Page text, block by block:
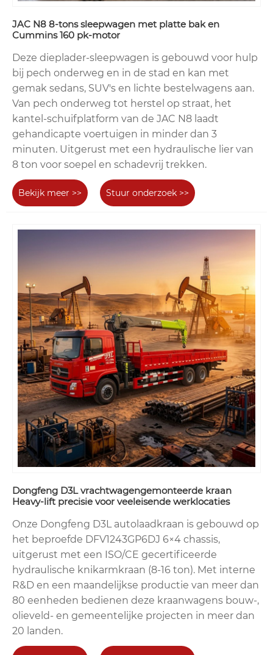
JAC N8 8-tons sleepwagen met platte bak en
Cummins 160 pk-motor
Deze dieplader-sleepwagen is gebouwd voor hulp
bij pech onderweg en in de stad en kan met
gemak sedans, SUV's en lichte bestelwagens aan.
Van pech onderweg tot herstel op straat, het
kantel-schuifplatform van de JAC N8 laadt
gehandicapte voertuigen in minder dan 3
minuten. Uitgerust met een hydraulische lier van
8 ton voor soepel en schadevrij trekken.
Bekijk meer >> Stuur onderzoek >>
Dongfeng D3L vrachtwagengemonteerde kraan
Heavy-lift precisie voor veeleisende werklocaties
Onze Dongfeng D3L autolaadkraan is gebouwd op
het beproefde DFV1243GP6DJ 6×4 chassis,
uitgerust met een ISO/CE gecertificeerde
hydraulische knikarmkraan (8-16 ton). Met interne
R&D en een maandelijkse productie van meer dan
80 eenheden bedienen deze kraanwagens bouw-,
olieveld- en gemeentelijke projecten in meer dan
20 landen.